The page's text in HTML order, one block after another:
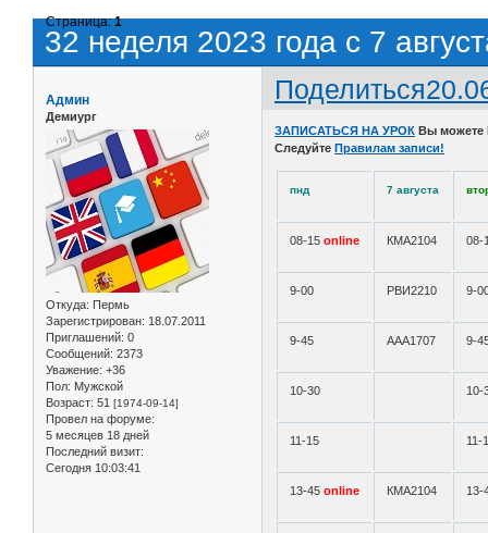
32 неделя 2023 года с 7
Страница:1
Поделиться
Админ
Демиург
Откуда: Пермь
Зарегистрирован: 18.07.2011
Приглашений: 0
Сообщений: 2373
Уважение: +36
Пол: Мужской
Возраст: 51 [1974-09-14]
Провел на форуме:
5 месяцев 18 дней
Последний визит:
Сегодня 10:03:41
ЗАПИСАТЬСЯ НА УРОК Вы
Следуйте Правилам записи!
пнд 7 августа
08-15online КМА2104 08-
9-00 РВИ2210 9-
9-45 ААА1707 9-
10-30 10-
11-15 11-
13-45online КМА2104 13-